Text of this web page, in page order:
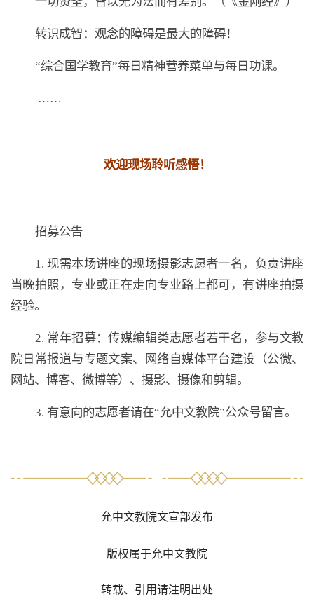
转识成智：观念的障碍是最大的障碍！
“综合国学教育”每日精神营养菜单与每日功课。
……
欢迎现场聆听感悟！
招募公告
1. 现需本场讲座的现场摄影志愿者一名，负责讲座
当晚拍照，专业或正在走向专业路上都可，有讲座拍摄
经验。
2. 常年招募：传媒编辑类志愿者若干名，参与文教
院日常报道与专题文案、网络自媒体平台建设（公微、
网站、博客、微博等）、摄影、摄像和剪辑。
3. 有意向的志愿者请在“允中文教院”公众号留言。
允中文教院文宣部发布
版权属于允中文教院
转载、引用请注明出处